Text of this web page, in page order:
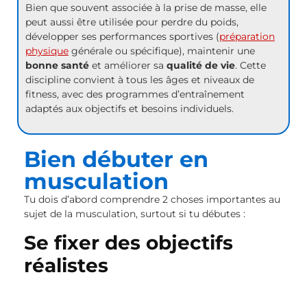
Bien que souvent associée à la prise de masse, elle
peut aussi être utilisée pour perdre du poids,
développer ses performances sportives (préparation
physique générale ou spécifique), maintenir une
bonne santé et améliorer sa qualité de vie. Cette
discipline convient à tous les âges et niveaux de
fitness, avec des programmes d’entraînement
adaptés aux objectifs et besoins individuels.
Bien débuter en
musculation
Tu dois d’abord comprendre 2 choses importantes au
sujet de la musculation, surtout si tu débutes :
Se fixer des objectifs
réalistes